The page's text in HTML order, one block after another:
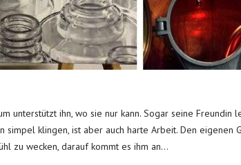
ihn, wo sie nur kann. Sogar seine Freundin
klingen, ist aber auch harte Arbeit. Den eigenen
zu wecken, darauf kommt es ihm an...